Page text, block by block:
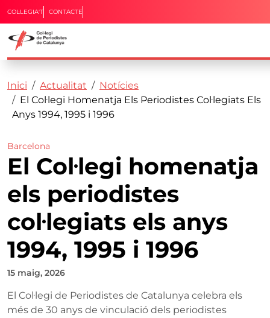
Vés al contingut
Capçalera
COL·LEGIA'T CONTACTE
Fil d'ariadna
Inici Actualitat
Notícies
El Col·legi Homenatja Els Periodistes Col·legiats Els
Anys 1994, 1995 i 1996
Barcelona
El Col·legi homenatja
els periodistes
col·legiats els anys
1994, 1995 i 1996
15 maig, 2026
El Col·legi de Periodistes de Catalunya celebra els
més de 30 anys de vinculació dels periodistes